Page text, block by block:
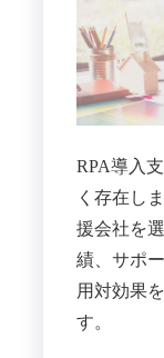
RPA導入
く存在し
援会社を
績、サポ
用対効果
す。